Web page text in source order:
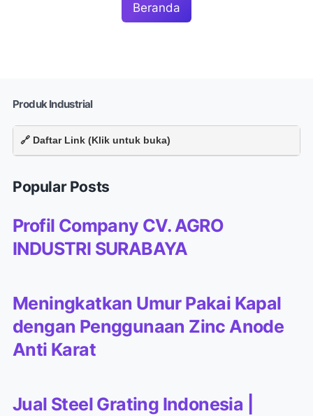
Beranda
Produk Industrial
🔗 Daftar Link (Klik untuk buka)
Popular Posts
Profil Company CV. AGRO
INDUSTRI SURABAYA
Meningkatkan Umur Pakai Kapal
dengan Penggunaan Zinc Anode
Anti Karat
Jual Steel Grating Indonesia |